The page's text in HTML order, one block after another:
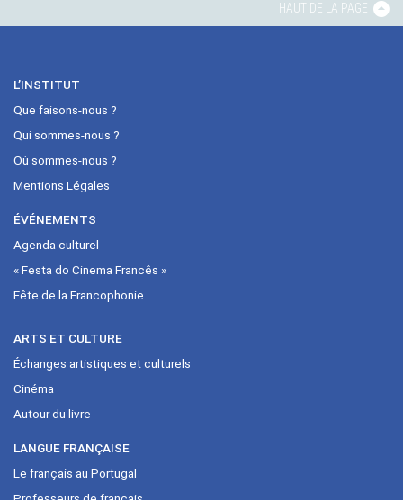
HAUT DE LA PAGE
L’INSTITUT
Que faisons-nous ?
Qui sommes-nous ?
Où sommes-nous ?
Mentions Légales
ÉVÉNEMENTS
Agenda culturel
« Festa do Cinema Francês »
Fête de la Francophonie
ARTS ET CULTURE
Échanges artistiques et culturels
Cinéma
Autour du livre
LANGUE FRANÇAISE
Le français au Portugal